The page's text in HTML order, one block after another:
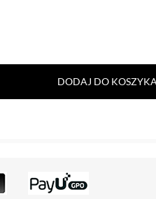
DODAJ DO KOSZYKA